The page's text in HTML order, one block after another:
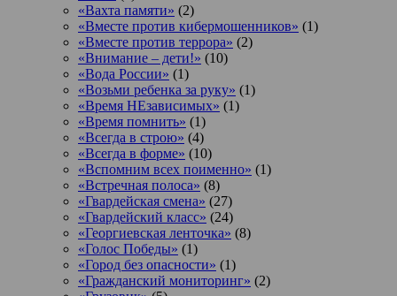
«Вахта памяти» (2)
«Вместе против кибермошенников» (1)
«Вместе против террора» (2)
«Внимание – дети!» (10)
«Вода России» (1)
«Возьми ребенка за руку» (1)
«Время НЕзависимых» (1)
«Время помнить» (1)
«Всегда в строю» (4)
«Всегда в форме» (10)
«Вспомним всех поименно» (1)
«Встречная полоса» (8)
«Гвардейская смена» (27)
«Гвардейский класс» (24)
«Георгиевская ленточка» (8)
«Голос Победы» (1)
«Город без опасности» (1)
«Гражданский мониторинг» (2)